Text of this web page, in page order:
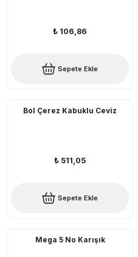
₺ 106,86
Sepete Ekle
Bol Çerez Kabuklu Ceviz
₺ 511,05
Sepete Ekle
Mega 5 No Karışık